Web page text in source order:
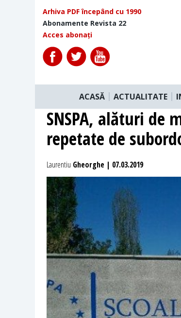
Arhiva PDF începând cu 1990
Abonamente Revista 22
Acces abonați
ACASĂ ACTUALITATE
SNSPA, alături de
repetate de
Laurentiu Gheorghe | 07.03.2019